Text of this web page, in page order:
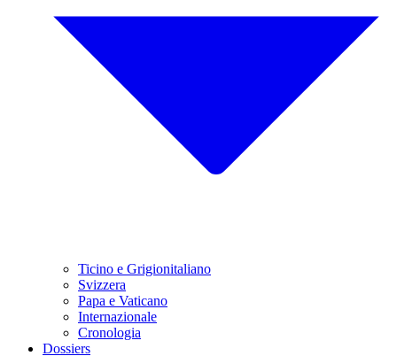
Ticino e Grigionitaliano
Svizzera
Papa e Vaticano
Internazionale
Cronologia
Dossiers